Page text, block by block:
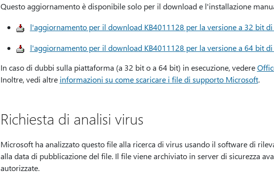
Questo aggiornamento è disponibile solo per il download e l'installazione
l'aggiornamento per il download KB4011128 per la versione a 32 bit
l'aggiornamento per il download KB4011128 per la versione a 64 bit
In caso di dubbi sulla piattaforma (a 32 bit o a 64 bit) in esecuzione, vedere
Inoltre, vedi altre informazioni su come scaricare i file di supporto Microsoft.
Richiesta di analisi virus
Microsoft ha analizzato questo file alla ricerca di virus usando il software di
alla data di pubblicazione del file. Il file viene archiviato in server di sicurezza
autorizzate.